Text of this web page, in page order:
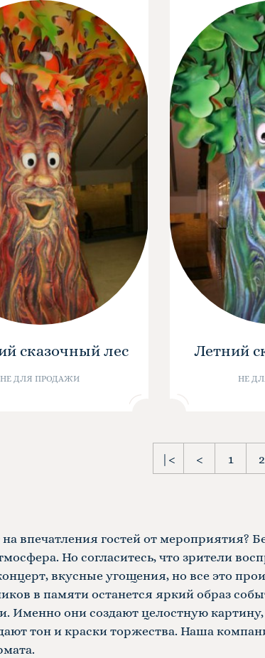
сказочный лес
НЕ ДЛЯ ПРОДАЖИ
Летний
НЕ
|< < 1 2
впечатления гостей от мероприятия?
Но согласитесь, что зрители
вкусные угощения, но все это
в памяти останется яркий образ
Именно они создают целостную
тон и краски торжества. Наша